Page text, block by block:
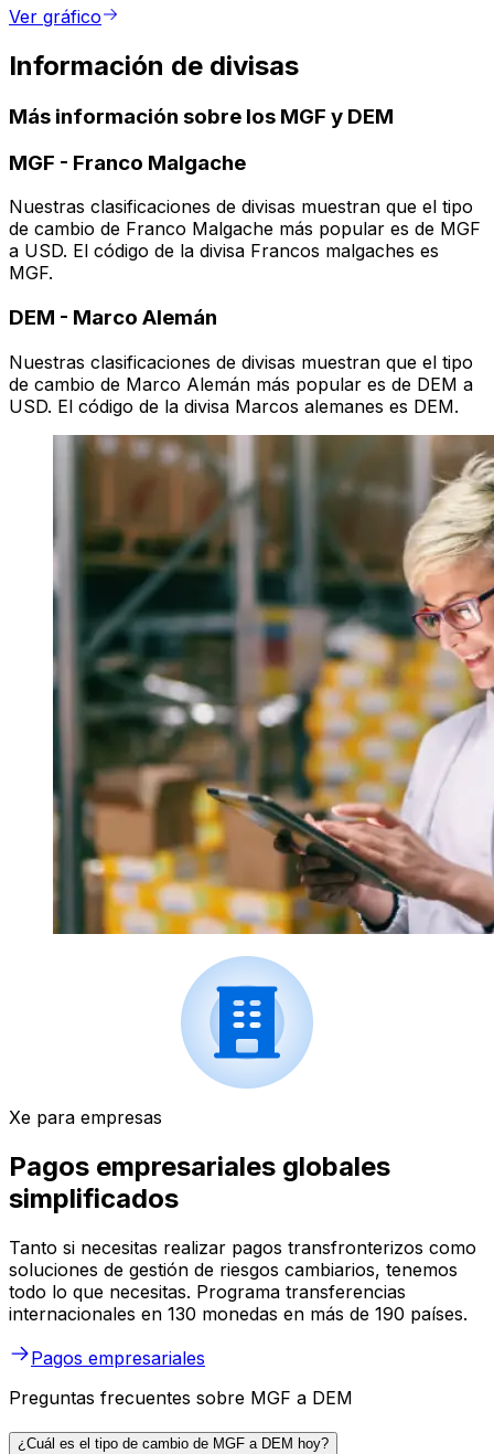
Ver gráfico
Información de divisas
Más información sobre los MGF y DEM
MGF - Franco Malgache
Nuestras clasificaciones de divisas muestran que el tipo
de cambio de Franco Malgache más popular es de MGF
a USD. El código de la divisa Francos malgaches es
MGF.
DEM - Marco Alemán
Nuestras clasificaciones de divisas muestran que el tipo
de cambio de Marco Alemán más popular es de DEM a
USD. El código de la divisa Marcos alemanes es DEM.
Xe para empresas
Pagos empresariales globales
simplificados
Tanto si necesitas realizar pagos transfronterizos como
soluciones de gestión de riesgos cambiarios, tenemos
todo lo que necesitas. Programa transferencias
internacionales en 130 monedas en más de 190 países.
Pagos empresariales
Preguntas frecuentes sobre MGF a DEM
¿Cuál es el tipo de cambio de MGF a DEM hoy?